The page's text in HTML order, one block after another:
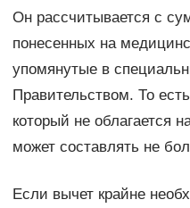
Он рассчитывается с
понесенных на
упомянутые в
Правительством. То
который не облагается
может составлять не
Если вычет крайне